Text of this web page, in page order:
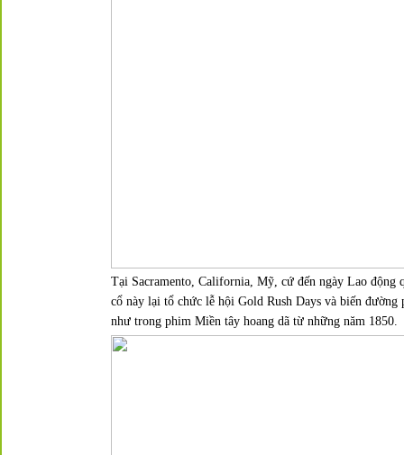
Tại Sacramento, California, Mỹ, cứ đến ngày Lao động
cổ này lại tổ chức lễ hội Gold Rush Daysvà biến đường
như trong phim Miền tây hoang dã từ những năm 1850.